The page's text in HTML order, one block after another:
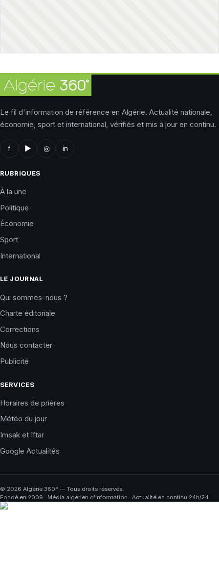
Le fil d'information de référence en Algérie. Actualité nationale,
économie, sport et international, vérifiés et mis à jour en continu.
f ▶ ◎ in
RUBRIQUES
À la une
Politique
Économie
Sport
International
LE JOURNAL
Qui sommes-nous ?
Charte éditoriale
Corrections
Nous contacter
Publicité
SERVICES
Horaires de prières
Météo du jour
Imsak et Iftar
Google Actualités
© 2026 Algérie 360° — Tous droits réservés.
Fondé en 2009 · Média algérien d'information · Actualité en continu 24h/24